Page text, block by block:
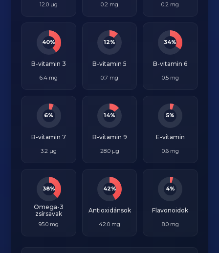
12.0 µg 0.2 mg 0.2 mg
40%
B-vitamin 3
6.4 mg
12%
B-vitamin 5
0.7 mg
34%
B-vitamin 6
0.5 mg
6%
B-vitamin 7
3.2 µg
14%
B-vitamin 9
28.0 µg
5%
E-vitamin
0.6 mg
38%
Omega-3
zsírsavak
95.0 mg
42%
Antioxidánsok
42.0 mg
4%
Flavonoidok
8.0 mg